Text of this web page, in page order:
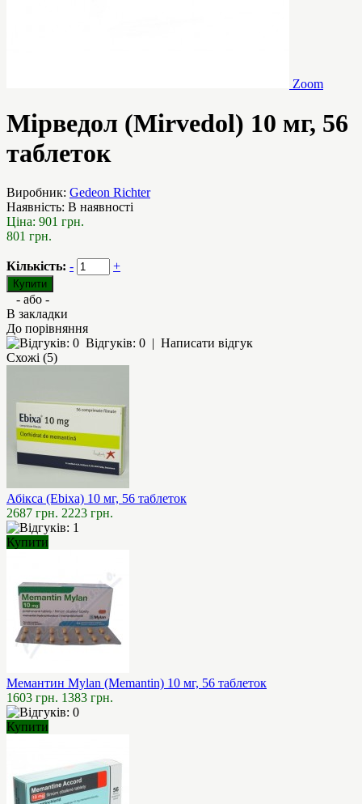
Zoom
Мірведол (Mirvedol) 10 мг, 56
таблеток
Виробник: Gedeon Richter
Наявність: В наявності
Ціна: 901 грн.
801 грн.
Кількість: - +
- або -
В закладки
До порівняння
Відгуків: 0 | Написати відгук
Схожі (5)
Абікса (Ebixa) 10 мг, 56 таблеток
2687 грн. 2223 грн.
Купити
Мемантин Mylan (Memantin) 10 мг, 56 таблеток
1603 грн. 1383 грн.
Купити